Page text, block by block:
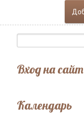
Вход на сайт
Календарь